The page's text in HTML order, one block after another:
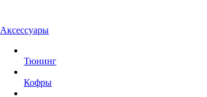
Аксессуары
Тюнинг
Кофры